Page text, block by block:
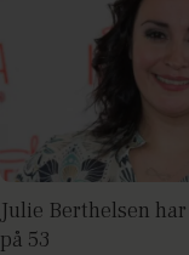
Julie Berthelsen
på 53